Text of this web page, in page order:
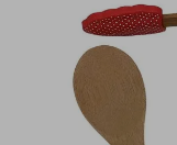
iphone